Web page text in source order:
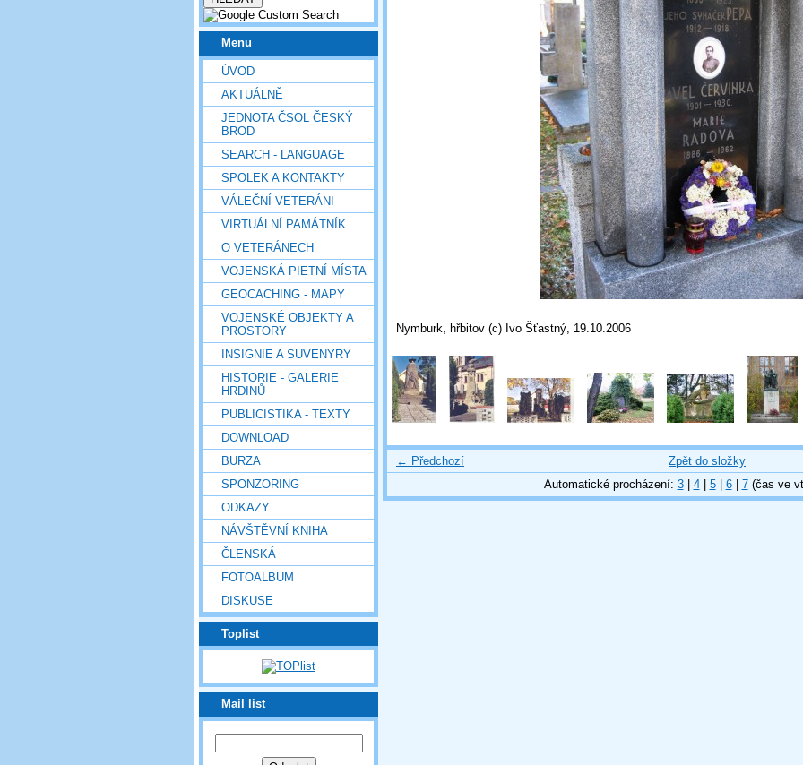
Menu
ÚVOD
AKTUÁLNĚ
JEDNOTA ČSOL ČESKÝ
BROD
SEARCH - LANGUAGE
SPOLEK A KONTAKTY
VÁLEČNÍ VETERÁNI
VIRTUÁLNÍ PAMÁTNÍK
O VETERÁNECH
VOJENSKÁ PIETNÍ MÍSTA
GEOCACHING - MAPY
VOJENSKÉ OBJEKTY A
PROSTORY
INSIGNIE A SUVENYRY
HISTORIE - GALERIE
HRDINŮ
PUBLICISTIKA - TEXTY
DOWNLOAD
BURZA
SPONZORING
ODKAZY
NÁVŠTĚVNÍ KNIHA
ČLENSKÁ
FOTOALBUM
DISKUSE
Toplist
Mail list
Nymburk, hřbitov (c) Ivo Šťastný, 19.10.2006
← Předchozí
Zpět do složky
Automatické procházení: 3| 4| 5| 6| 7(čas ve